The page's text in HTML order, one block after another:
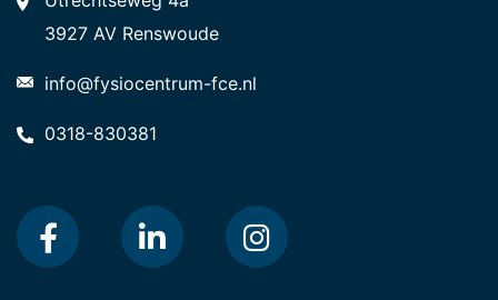
3927 AV Renswoude
info@fysiocentrum-fce.nl
0318-830381